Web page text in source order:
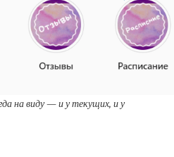
на виду — и у текущих, и у